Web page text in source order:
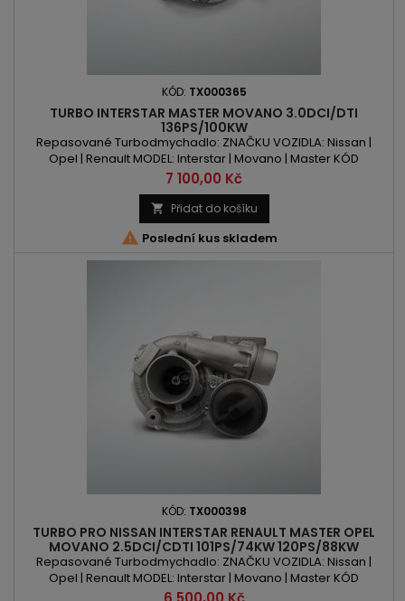
KÓD: TX000365
TURBO INTERSTAR MASTER MOVANO 3.0DCI/DTI
136PS/100KW
Repasované Turbodmychadlo: ZNAČKU VOZIDLA: Nissan |
Opel | Renault MODEL: Interstar | Movano | Master KÓD
MOTORU: ZD3 | ZD3 200 OBSAH: 2953ccm 3.0 DCI / DTI VÝKON:
136PS / 100kW ROK VÝROBY: 2003 -
Cena
7 100,00 Kč
 Přidat do košíku
 Poslední kus skladem
KÓD: TX000398
TURBO PRO NISSAN INTERSTAR RENAULT MASTER OPEL
MOVANO 2.5DCI/CDTI 101PS/74KW 120PS/88KW
146PS/107KW
Repasované Turbodmychadlo: ZNAČKU VOZIDLA: Nissan |
Opel | Renault MODEL: Interstar | Movano | Master KÓD
MOTORU: G9U | G9U 650 OBSAH: 2464ccm 2.5 DCI | CDTI
Cena